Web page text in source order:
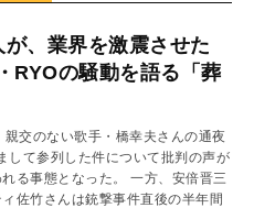
、業界を激震させた
RYOの騒動を語る「葬
交のない歌手・橋幸夫さんの通夜
して参列した件について批判の声が
る事態となった。 一方、安倍晋三
佐竹さんは銃撃事件直後の半年間